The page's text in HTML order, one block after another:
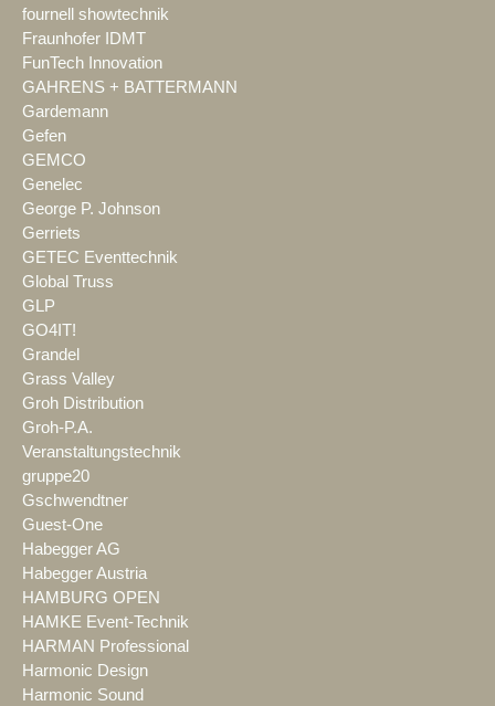
fournell showtechnik
Fraunhofer IDMT
FunTech Innovation
GAHRENS + BATTERMANN
Gardemann
Gefen
GEMCO
Genelec
George P. Johnson
Gerriets
GETEC Eventtechnik
Global Truss
GLP
GO4IT!
Grandel
Grass Valley
Groh Distribution
Groh-P.A.
Veranstaltungstechnik
gruppe20
Gschwendtner
Guest-One
Habegger AG
Habegger Austria
HAMBURG OPEN
HAMKE Event-Technik
HARMAN Professional
Harmonic Design
Harmonic Sound